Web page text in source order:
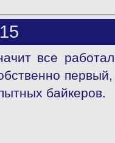
все
байкеров.